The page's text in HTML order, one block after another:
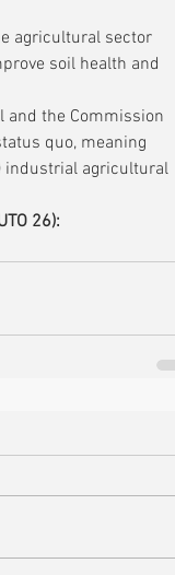
agricultural sector
soil health and
and the Commission
quo, meaning
industrial agricultural
26):